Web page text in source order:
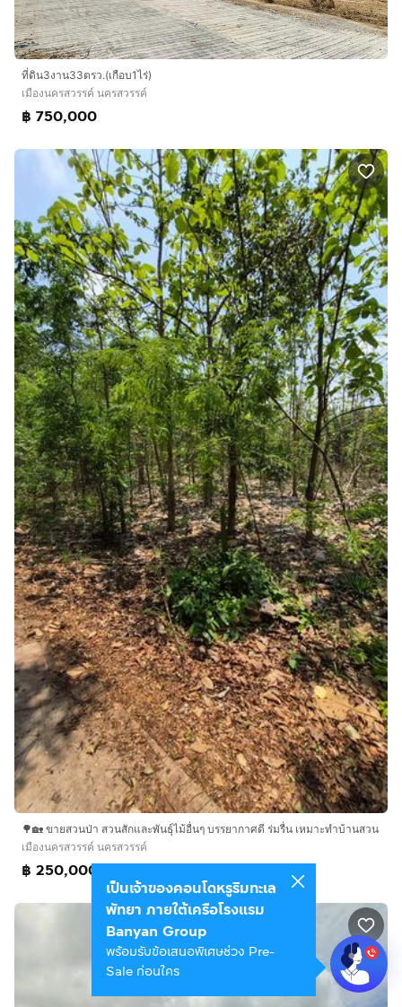
ที่ดิน3งาน33ตรว.(เกือบ1ไร่)
เมืองนครสวรรค์ นครสวรรค์
฿ 750,000
🌳🏡 ขายสวนป่า สวนสักและพันธุ์ไม้อื่นๆ บรรยากาศดี ร่มรื่น เหมาะทำบ้านสวน
เมืองนครสวรรค์ นครสวรรค์
฿ 250,000
เป็นเจ้าของคอนโดหรูริมทะเล
พัทยา ภายใต้เครือโรงแรม
Banyan Group
พร้อมรับข้อเสนอพิเศษช่วง Pre-
Sale ก่อนใคร